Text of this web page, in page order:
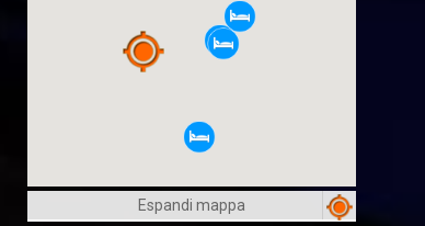
Clicca su una risorsa nella mappa
per visualizzare le informazioni
Espandi mappa